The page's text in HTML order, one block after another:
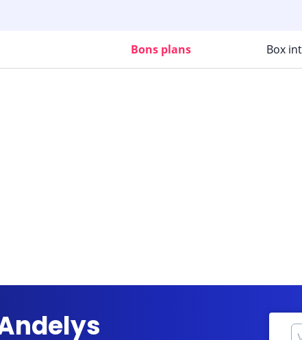
Bons plans Box